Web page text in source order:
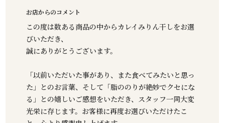
お店からのコメント
この度は数ある商品の中からカレイみりん干しをお選
びいただき、
誠にありがとうございます。
「以前いただいた事があり、また食べてみたいと思っ
た」とのお言葉、そして「脂ののりが絶妙でクセにな
る」との嬉しいご感想をいただき、スタッフ一同大変
光栄に存じます。お客様に再度お選びいただけたこ